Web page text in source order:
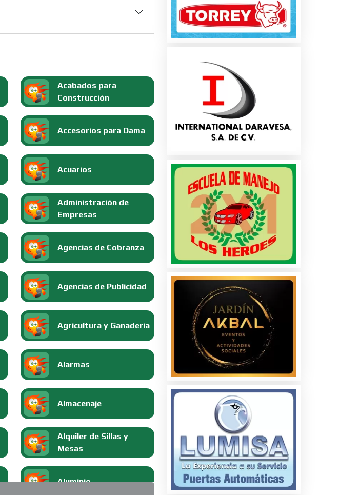
Acabados para
Construcción
Accesorios para Dama
Acuarios
Administración de
Empresas
Agencias de Cobranza
Agencias de Publicidad
Agricultura y Ganadería
Alarmas
Almacenaje
Alquiler de Sillas y
Mesas
Aluminio